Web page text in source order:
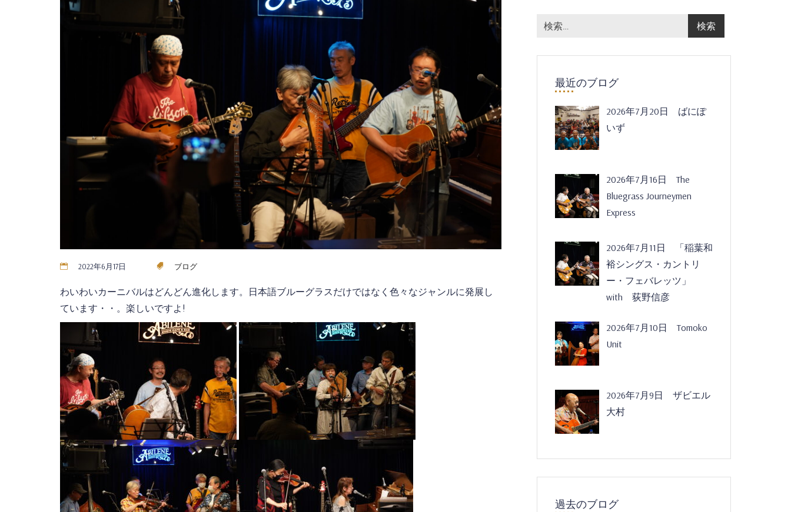
2022年6月17日 ブログ
わいわいカーニバルはどんどん進化します。日本語ブルーグラスだけではなく色々なジャンルに発展し
ています・・。楽しいですよ!
最近のブログ
2026年7月20日 ばにぽ
いず
2026年7月16日 The
Bluegrass Journeymen
Express
2026年7月11日 「稲葉和
裕シングス・カントリ
ー・フェバレッツ」
with 荻野信彦
2026年7月10日 Tomoko
Unit
2026年7月9日 ザビエル
大村
過去のブログ